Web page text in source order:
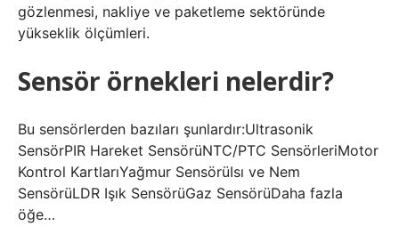
gözlenmesi, nakliye ve paketleme sektöründe
yükseklik ölçümleri.
Sensör örnekleri nelerdir?
Bu sensörlerden bazıları şunlardır:Ultrasonik
SensörPIR Hareket SensörüNTC/PTC SensörleriMotor
Kontrol KartlarıYağmur SensörüIsı ve Nem
SensörüLDR Işık SensörüGaz SensörüDaha fazla
öğe…